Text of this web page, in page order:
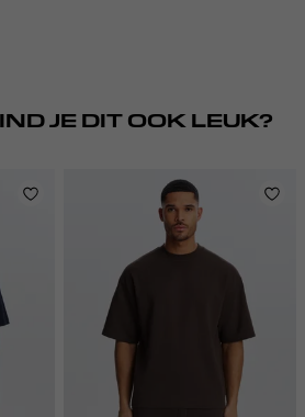
JE DIT OOK LEUK?